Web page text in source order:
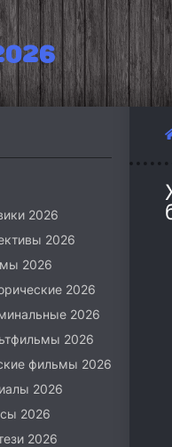
2026
2026
2026
2026
2026
2026
фильмы 2026
2026
2026
2026